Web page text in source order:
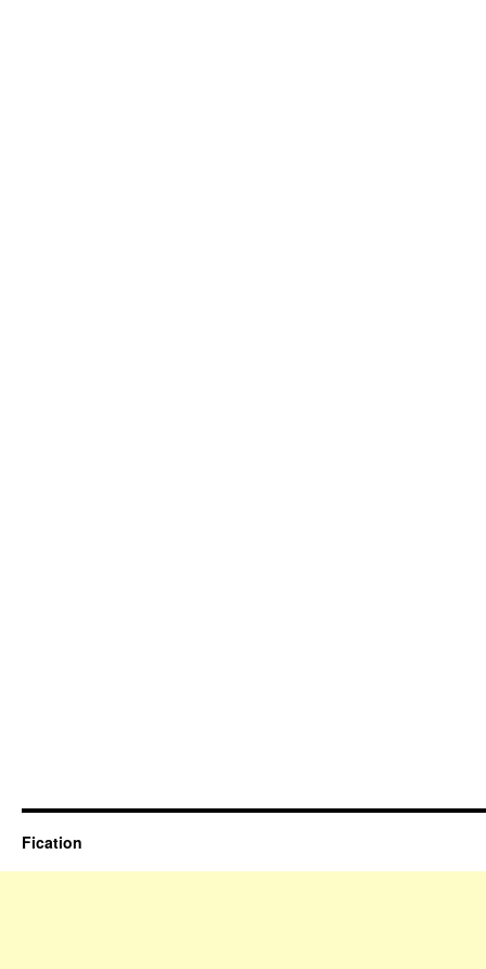
Fication